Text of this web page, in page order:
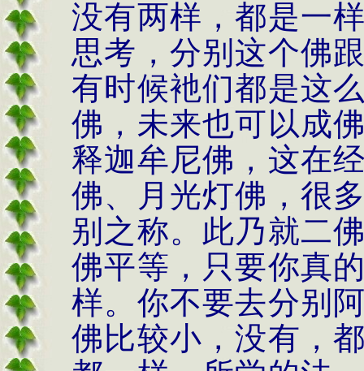
没有两样，都是一
思考，分别这个佛
有时候衪们都是这
佛，未来也可以成
释迦牟尼佛，这在
佛、月光灯佛，很
别之称。此乃就二
佛平等，只要你真
样。你不要去分别
佛比较小，没有，